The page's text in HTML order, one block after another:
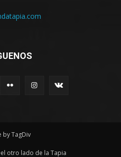
by TagDiv
otro lado de la Tapia